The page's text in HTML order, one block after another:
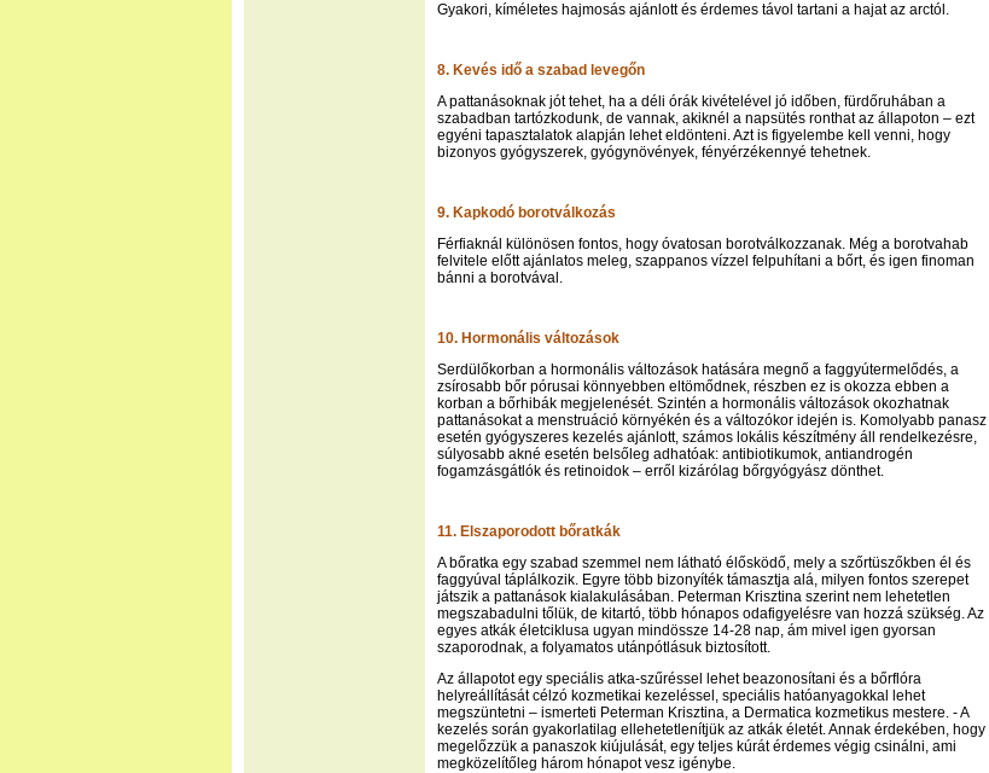
Gyakori, kíméletes hajmosás ajánlott és érdemes távol tartani a hajat az arctól.
8. Kevés idő a szabad levegőn
A pattanásoknak jót tehet, ha a déli órák kivételével jó időben, fürdőruhában a
szabadban tartózkodunk, de vannak, akiknél a napsütés ronthat az állapoton – ezt
egyéni tapasztalatok alapján lehet eldönteni. Azt is figyelembe kell venni, hogy
bizonyos gyógyszerek, gyógynövények, fényérzékennyé tehetnek.
9. Kapkodó borotválkozás
Férfiaknál különösen fontos, hogy óvatosan borotválkozzanak. Még a borotvahab
felvitele előtt ajánlatos meleg, szappanos vízzel felpuhítani a bőrt, és igen finoman
bánni a borotvával.
10. Hormonális változások
Serdülőkorban a hormonális változások hatására megnő a faggyútermelődés, a
zsírosabb bőr pórusai könnyebben eltömődnek, részben ez is okozza ebben a
korban a bőrhibák megjelenését. Szintén a hormonális változások okozhatnak
pattanásokat a menstruáció környékén és a változókor idején is. Komolyabb panasz
esetén gyógyszeres kezelés ajánlott, számos lokális készítmény áll rendelkezésre,
súlyosabb akné esetén belsőleg adhatóak: antibiotikumok, antiandrogén
fogamzásgátlók és retinoidok – erről kizárólag bőrgyógyász dönthet.
11. Elszaporodott bőratkák
A bőratka egy szabad szemmel nem látható élősködő, mely a szőrtüszőkben él és
faggyúval táplálkozik. Egyre több bizonyíték támasztja alá, milyen fontos szerepet
játszik a pattanások kialakulásában. Peterman Krisztina szerint nem lehetetlen
megszabadulni tőlük, de kitartó, több hónapos odafigyelésre van hozzá szükség. Az
egyes atkák életciklusa ugyan mindössze 14-28 nap, ám mivel igen gyorsan
szaporodnak, a folyamatos utánpótlásuk biztosított.
Az állapotot egy speciális atka-szűréssel lehet beazonosítani és a bőrflóra
helyreállítását célzó kozmetikai kezeléssel, speciális hatóanyagokkal lehet
megszüntetni – ismerteti Peterman Krisztina, a Dermatica kozmetikus mestere. - A
kezelés során gyakorlatilag ellehetetlenítjük az atkák életét. Annak érdekében, hogy
megelőzzük a panaszok kiújulását, egy teljes kúrát érdemes végig csinálni, ami
megközelítőleg három hónapot vesz igénybe.